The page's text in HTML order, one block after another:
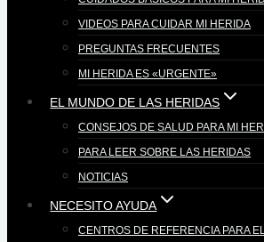
VIDEOS PARA CUIDAR MI HERIDA
PREGUNTAS FRECUENTES
MI HERIDA ES «URGENTE»
EL MUNDO DE LAS HERIDAS
CONSEJOS DE SALUD PARA MI
PARA LEER SOBRE LAS HERIDAS
NOTICIAS
NECESITO AYUDA
CENTROS DE REFERENCIA PARA